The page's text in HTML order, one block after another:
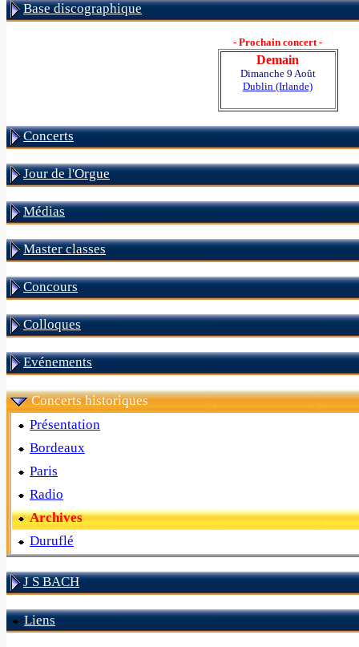
Base discographique
- Prochain concert -
Demain
Dimanche 9 Août
Dublin (Irlande)
Concerts
Jour de l'Orgue
Médias
Master classes
Concours
Colloques
Evénements
Concerts historiques
Présentation
Bordeaux
Paris
Radio
Archives
Duruflé
J S BACH
Liens